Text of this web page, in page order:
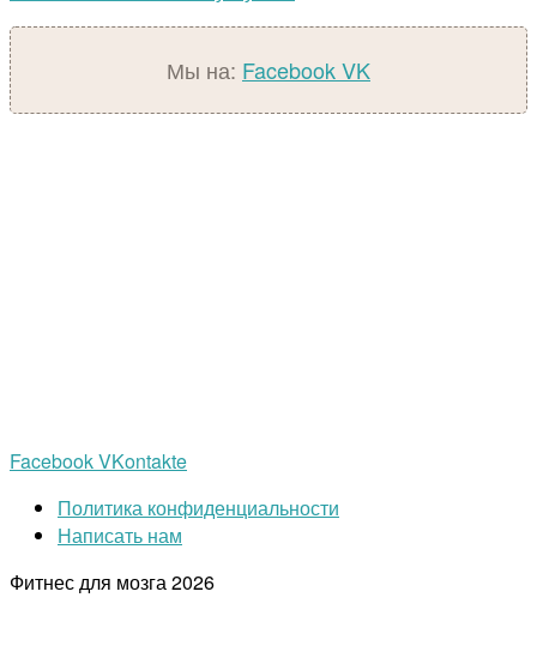
Мы на: FacebookVK
FacebookVKontakte
Политика конфиденциальности
Написать нам
Фитнес для мозга2026